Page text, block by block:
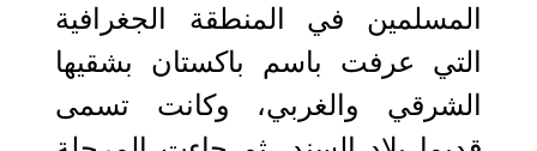
المسلمين في المنطقة الجغرافية
التي عرفت باسم باكستان بشقيها
الشرقي والغربي، وكانت تسمى